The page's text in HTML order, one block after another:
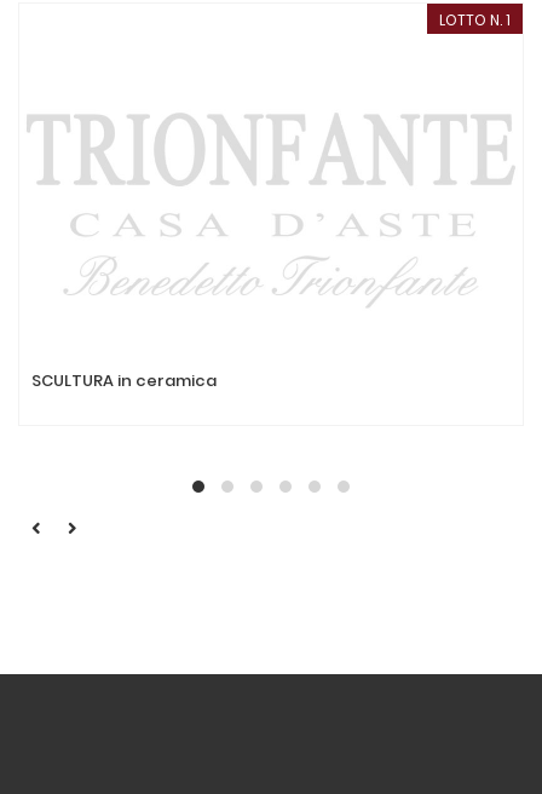
LOTTO N. 1
SCULTURA in ceramica